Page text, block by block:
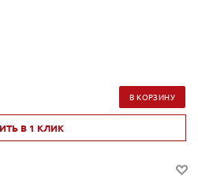
В КОРЗИНУ
В 1 КЛИК